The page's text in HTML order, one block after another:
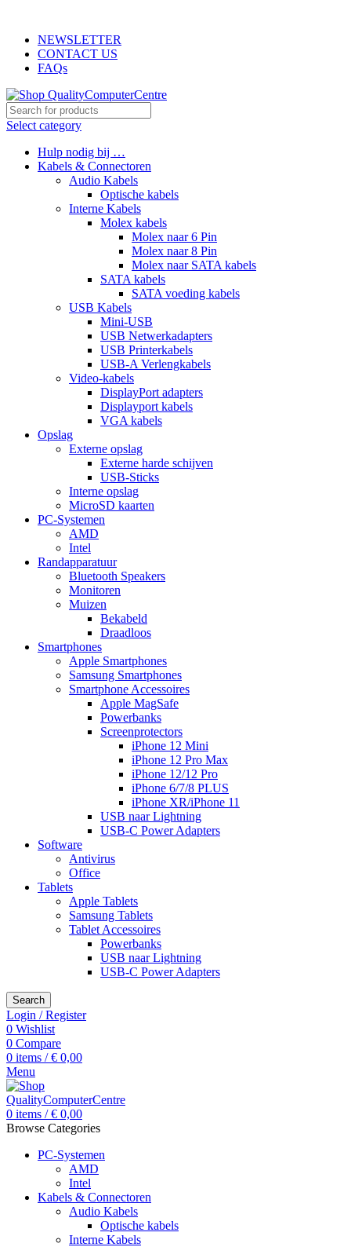
NEWSLETTER
CONTACT US
FAQs
Select category
Hulp nodig bij …
Kabels & Connectoren
Audio Kabels
Optische kabels
Interne Kabels
Molex kabels
Molex naar 6 Pin
Molex naar 8 Pin
Molex naar SATA kabels
SATA kabels
SATA voeding kabels
USB Kabels
Mini-USB
USB Netwerkadapters
USB Printerkabels
USB-A Verlengkabels
Video-kabels
DisplayPort adapters
Displayport kabels
VGA kabels
Opslag
Externe opslag
Externe harde schijven
USB-Sticks
Interne opslag
MicroSD kaarten
PC-Systemen
AMD
Intel
Randapparatuur
Bluetooth Speakers
Monitoren
Muizen
Bekabeld
Draadloos
Smartphones
Apple Smartphones
Samsung Smartphones
Smartphone Accessoires
Apple MagSafe
Powerbanks
Screenprotectors
iPhone 12 Mini
iPhone 12 Pro Max
iPhone 12/12 Pro
iPhone 6/7/8 PLUS
iPhone XR/iPhone 11
USB naar Lightning
USB-C Power Adapters
Software
Antivirus
Office
Tablets
Apple Tablets
Samsung Tablets
Tablet Accessoires
Powerbanks
USB naar Lightning
USB-C Power Adapters
Search
Login / Register
0 Wishlist
0 Compare
0 items / € 0,00
Menu
0 items / € 0,00
Browse Categories
PC-Systemen
AMD
Intel
Kabels & Connectoren
Audio Kabels
Optische kabels
Interne Kabels